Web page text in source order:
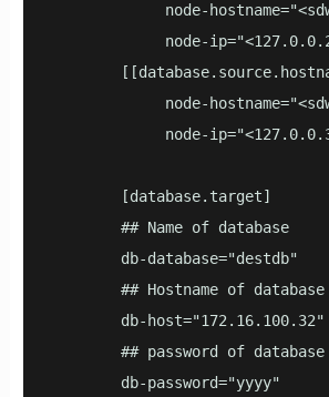
node-
node-
node-
node-
        [database.target]
        ## Name of database
        db-database="destdb"
## Hostname of database
        db-host="172.16.100.32"
        ## password of database
        db-password="yyyy"